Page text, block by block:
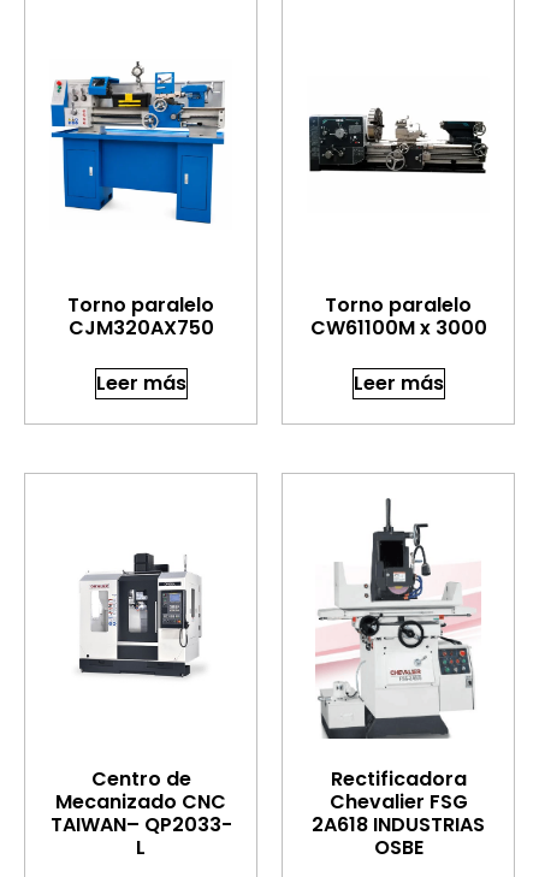
Torno paralelo
CJM320AX750
Leer más
Torno paralelo
CW61100M x 3000
Leer más
Centro de
Mecanizado CNC
TAIWAN– QP2033-
L
Rectificadora
Chevalier FSG
2A618 INDUSTRIAS
OSBE